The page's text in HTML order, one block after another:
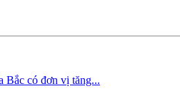
Bắc có đơn vị tăng...